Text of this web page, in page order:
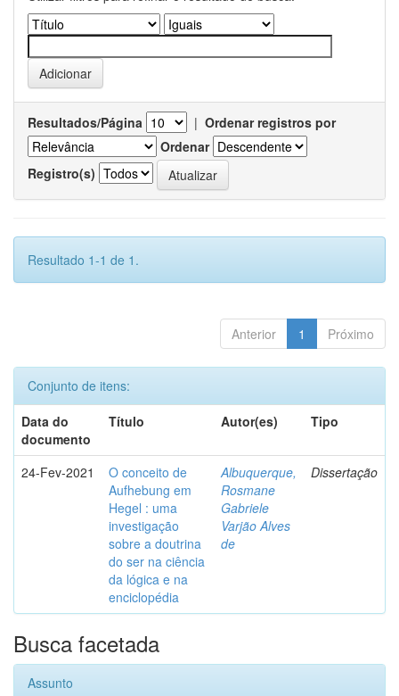
Resultados/Página | Ordenar registros por
Ordenar
Registro(s)
Resultado 1-1 de 1.
Anterior 1 Próximo
Conjunto de itens:
Data do
documento
Título Autor(es) Tipo
24-Fev-2021
O conceito de
Aufhebung em
Hegel : uma
investigação
sobre a doutrina
do ser na ciência
da lógica e na
enciclopédia
Albuquerque,
Rosmane
Gabriele
Varjão Alves
de
Dissertação
Busca facetada
Assunto